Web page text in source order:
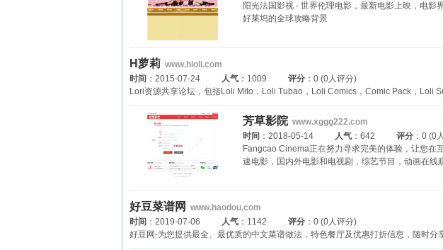
阳光法国影视 - 世界伦理电影，最新电影上映，电影
好莱坞的全球攻略背景
H萝莉 www.hloli.com
时间 ：2015-07-24 人气 ：1009 评分 ：0 (0人评分)
Lori资源共享论坛，包括Loli Mito，Loli Tubao，Loli Comics，Comic Pack，Loli
芳草影院 www.xggg222.com
时间 ：2018-05-14 人气 ：642 评分 ：0 (0
Fangcao Cinema正在努力寻求完美的体验，让您在
速电影，国内外电影和电视剧，综艺节目，动画在线
好豆菜谱网
www.haodou.com
时间 ：2019-07-06 人气 ：1142 评分 ：0 (0人评分)
好豆网-为您提供最全、最优质的中文菜谱做法，特色餐厅及优惠打折信息，随时